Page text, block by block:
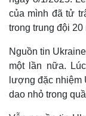
của mình đã tử
trong trung đội
Nguồn tin
một lần nữa.
lượng đặc nhiệm
dao nhỏ trong